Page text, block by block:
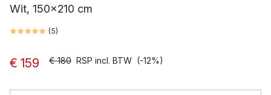
Wit, 150x210 cm
(5)
€ 159 € 180 RSP incl. BTW (-12%)